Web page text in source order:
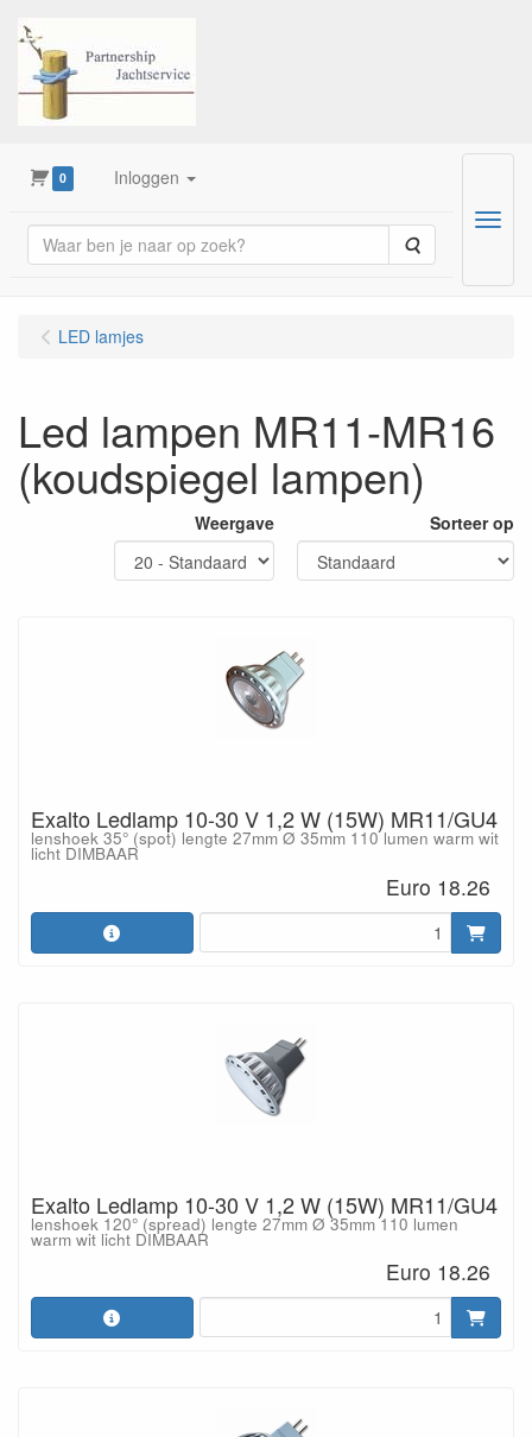
0 Inloggen
Zoeken
Menu
LED lamjes
Led lampen MR11-MR16
(koudspiegel lampen)
Weergave Sorteer op
Exalto Ledlamp 10-30 V 1,2 W (15W) MR11/GU4
lenshoek 35° (spot) lengte 27mm Ø 35mm 110 lumen warm wit
licht DIMBAAR
Euro 18.26
Exalto Ledlamp 10-30 V 1,2 W (15W) MR11/GU4
lenshoek 120° (spread) lengte 27mm Ø 35mm 110 lumen
warm wit licht DIMBAAR
Euro 18.26